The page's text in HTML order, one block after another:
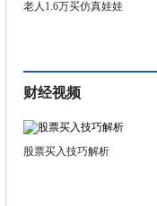
老人1.6万买仿真娃娃
财经视频
股票买入技巧解析